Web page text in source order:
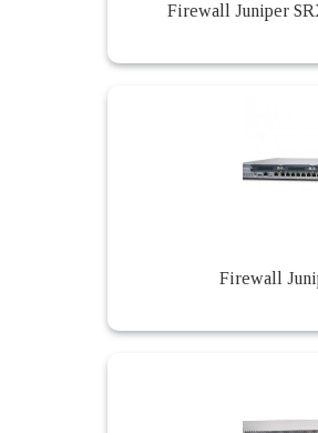
Firewall Juniper
Firewall